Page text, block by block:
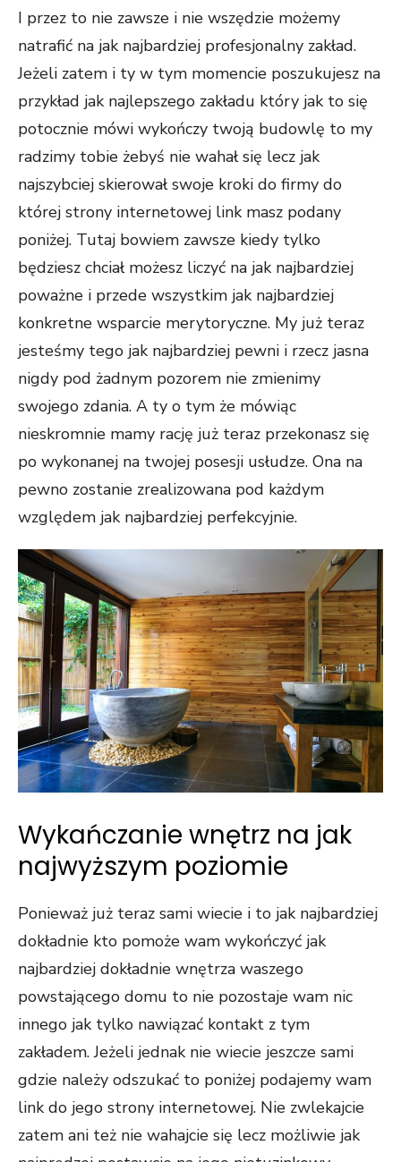
I przez to nie zawsze i nie wszędzie możemy
natrafić na jak najbardziej profesjonalny zakład.
Jeżeli zatem i ty w tym momencie poszukujesz na
przykład jak najlepszego zakładu który jak to się
potocznie mówi wykończy twoją budowlę to my
radzimy tobie żebyś nie wahał się lecz jak
najszybciej skierował swoje kroki do firmy do
której strony internetowej link masz podany
poniżej. Tutaj bowiem zawsze kiedy tylko
będziesz chciał możesz liczyć na jak najbardziej
poważne i przede wszystkim jak najbardziej
konkretne wsparcie merytoryczne. My już teraz
jesteśmy tego jak najbardziej pewni i rzecz jasna
nigdy pod żadnym pozorem nie zmienimy
swojego zdania. A ty o tym że mówiąc
nieskromnie mamy rację już teraz przekonasz się
po wykonanej na twojej posesji usłudze. Ona na
pewno zostanie zrealizowana pod każdym
względem jak najbardziej perfekcyjnie.
Wykańczanie wnętrz na jak
najwyższym poziomie
Ponieważ już teraz sami wiecie i to jak najbardziej
dokładnie kto pomoże wam wykończyć jak
najbardziej dokładnie wnętrza waszego
powstającego domu to nie pozostaje wam nic
innego jak tylko nawiązać kontakt z tym
zakładem. Jeżeli jednak nie wiecie jeszcze sami
gdzie należy odszukać to poniżej podajemy wam
link do jego strony internetowej. Nie zwlekajcie
zatem ani też nie wahajcie się lecz możliwie jak